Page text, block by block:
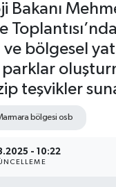
Bakanı
bölgesel
teşvikler
bölgesi osb
- 10:22